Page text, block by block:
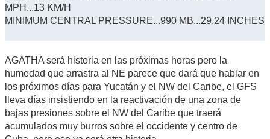
MPH...13 KM/H
MINIMUM CENTRAL PRESSURE...990 MB...29.24 INCHES
AGATHA será historia en las próximas horas pero la
humedad que arrastra al NE parece que dará que hablar en
los próximos días para Yucatán y el NW del Caribe, el GFS
lleva días insistiendo en la reactivación de una zona de
bajas presiones sobre el NW del Caribe que traerá
acumulados muy burros sobre el occidente y centro de